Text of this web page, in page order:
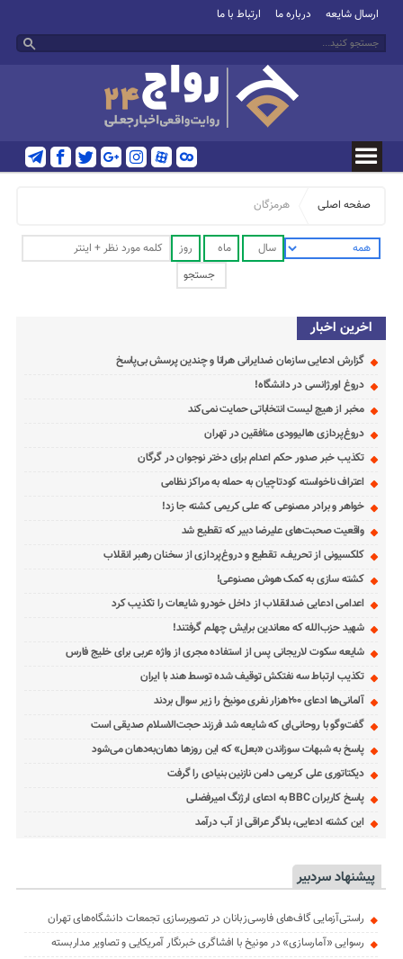
ارسال شایعه درباره ما ارتباط با ما
صفحه اصلی هرمزگان
اخرین اخبار
گزارش ادعایی سازمان ضدایرانی هرانا و چندین پرسش بی‌پاسخ
دروغ اورژانسی در دانشگاه!
مخبر از هیچ لیست انتخاباتی حمایت نمی‌کند
دروغ‌پردازی هالیوودی منافقین در تهران
تکذیب خبر صدور حکم اعدام برای دختر نوجوان در گرگان
اعتراف ناخواسته کودتاچیان به حمله به مراکز نظامی
خواهر و برادر مصنوعی که علی کریمی کشته جا زد!
واقعیت صحبت‌های علیرضا دبیر که تقطیع شد
کلکسیونی از تحریف، تقطیع و دروغ‌پردازی از سخنان رهبر انقلاب
کشته سازی به کمک هوش مصنوعی!
اعدامی ادعایی ضدانقلاب از داخل خودرو شایعات را تکذیب کرد
شهید حزب‌الله که معاندین برایش چهلم گرفتند!
شایعه سکوت لاریجانی پس از استفاده مجری از واژه عربی برای خلیج فارس
تکذیب ارتباط سه نفتکش توقیف شده توسط هند با ایران
آلمانی‌ها ادعای ۲۰۰هزار نفری مونیخ را زیر سوال بردند
گفت‌وگو با روحانی‌ای که شایعه شد فرزند حجت‌الاسلام صدیقی است
پاسخ به شبهات سوزاندن «بعل» که این روزها دهان‌به‌دهان می‌شود
دیکتاتوری علی کریمی دامن نازنین بنیادی را گرفت
پاسخ کاربران BBC به ادعای ارژنگ امیرفضلی
این کشته ادعایی، بلاگر عراقی از آب درآمد
پیشنهاد سردبیر
راستی‌آزمایی گاف‌های فارسی‌زبانان در تصویرسازی تجمعات دانشگاه‌های تهران
رسوایی «آمارسازی» در مونیخ با افشاگری خبرنگار آمریکایی و تصاویر مداربسته